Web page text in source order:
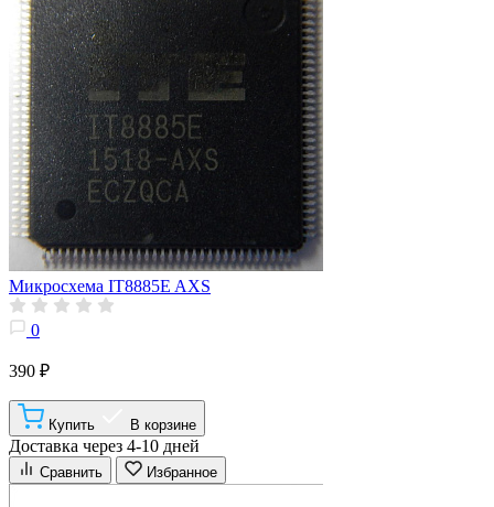
Микросхема IT8885E AXS
0
390 ₽
Купить В корзине
Доставка через 4-10 дней
Сравнить Избранное